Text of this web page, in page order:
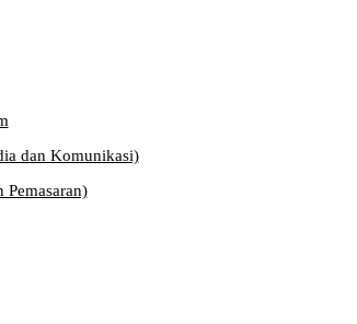
dan Komunikasi)